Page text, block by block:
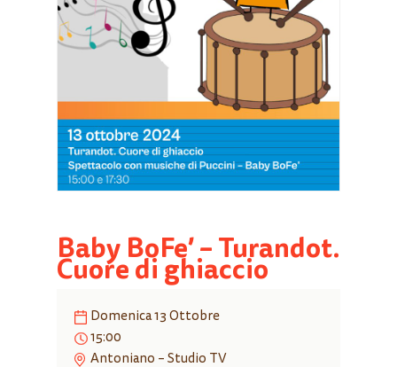
Baby BoFe’ – Turandot.
Cuore di ghiaccio
Domenica 13 Ottobre
15:00
Antoniano – Studio TV